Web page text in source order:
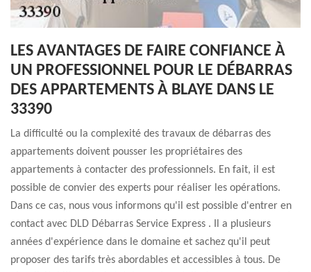
LES AVANTAGES DE FAIRE CONFIANCE À
UN PROFESSIONNEL POUR LE DÉBARRAS
DES APPARTEMENTS À BLAYE DANS LE
33390
La difficulté ou la complexité des travaux de débarras des
appartements doivent pousser les propriétaires des
appartements à contacter des professionnels. En fait, il est
possible de convier des experts pour réaliser les opérations.
Dans ce cas, nous vous informons qu'il est possible d'entrer en
contact avec DLD Débarras Service Express . Il a plusieurs
années d'expérience dans le domaine et sachez qu'il peut
proposer des tarifs très abordables et accessibles à tous. De